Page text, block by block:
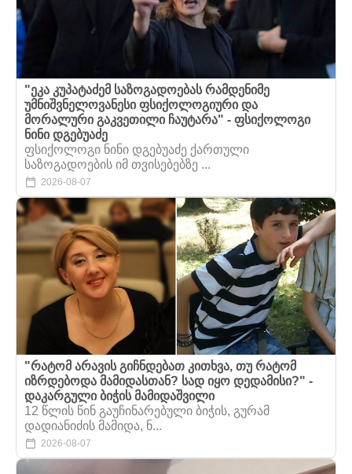
"ეკა კუპატაძემ საზოგადოებას რამდენიმე
უმნიშვნელოვანესი ფსიქოლოგიური და
მორალური გაკვეთილი ჩაუტარა" - ფსიქოლოგი
ნინი დგებუაძე
ფსიქოლოგი ნინი დგებუაძე ქართული
საზოგადოების იმ თვისებებზე ...
2026-08-07
"რატომ არავის გიჩნდებათ კითხვა, თუ რატომ
იზრდებოდა მამიდასთან? სად იყო დედამისი?" -
დაკარგული ბიჭის მამიდაშვილი
12 წლის წინ გაუჩინარებული ბიჭის, გურამ
დადიანიძის მამიდა, ნ...
2026-08-07